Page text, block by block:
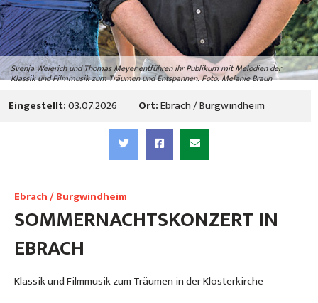
Svenja Weierich und Thomas Meyer entführen ihr Publikum mit Melodien der
Klassik und Filmmusik zum Träumen und Entspannen. Foto: Melanie Braun
Eingestellt:03.07.2026 Ort:Ebrach / Burgwindheim
Ebrach / Burgwindheim
SOMMERNACHTSKONZERT IN
EBRACH
Klassik und Filmmusik zum Träumen in der Klosterkirche